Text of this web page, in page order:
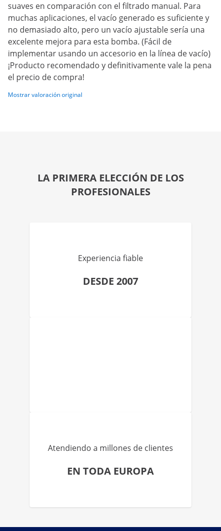
suaves en comparación con el filtrado manual. Para
muchas aplicaciones, el vacío generado es suficiente y
no demasiado alto, pero un vacío ajustable sería una
excelente mejora para esta bomba. (Fácil de
implementar usando un accesorio en la línea de vacío)
¡Producto recomendado y definitivamente vale la pena
el precio de compra!
Mostrar valoración original
LA PRIMERA ELECCIÓN DE LOS
PROFESIONALES
Experiencia fiable
DESDE 2007
Atendiendo a millones de clientes
EN TODA EUROPA